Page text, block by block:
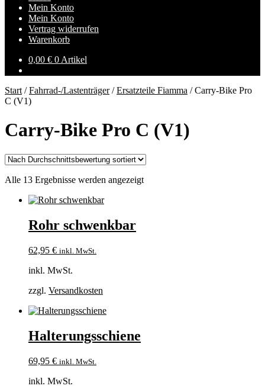
Mein Konto
Mein Konto
Vertrag widerrufen
Warenkorb
0,00 € 0 Artikel
Start /Fahrrad-/Lastenträger/Ersatzteile Fiamma /Carry-Bike Pro
C (V1)
Carry-Bike Pro C (V1)
Alle 13 Ergebnisse werden angezeigtNach
Rohr schwenkbar
62,95 € inkl. MwSt.
inkl. MwSt.
zzgl. Versandkosten
Halterungsschiene
69,95 € inkl. MwSt.
inkl. MwSt.